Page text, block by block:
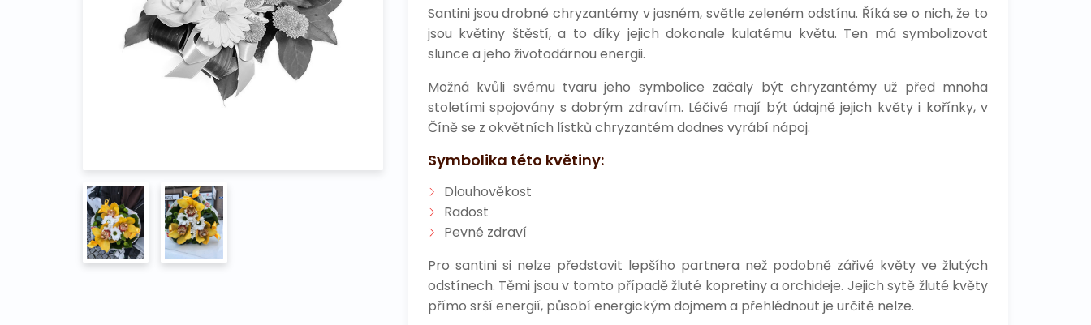
Santini jsou drobné chryzantémy v jasném, světle zeleném odstínu. Říká se o nich, že to
jsou květiny štěstí, a to díky jejich dokonale kulatému květu. Ten má symbolizovat
slunce a jeho životodárnou energii.
Možná kvůli svému tvaru jeho symbolice začaly být chryzantémy už před mnoha
stoletími spojovány s dobrým zdravím. Léčivé mají být údajně jejich květy i kořínky, v
Číně se z okvětních lístků chryzantém dodnes vyrábí nápoj.
Symbolika této květiny:
Dlouhověkost
Radost
Pevné zdraví
Pro santini si nelze představit lepšího partnera než podobně zářivé květy ve žlutých
odstínech. Těmi jsou v tomto případě žluté kopretiny a orchideje. Jejich sytě žluté květy
přímo srší energií, působí energickým dojmem a přehlédnout je určitě nelze.